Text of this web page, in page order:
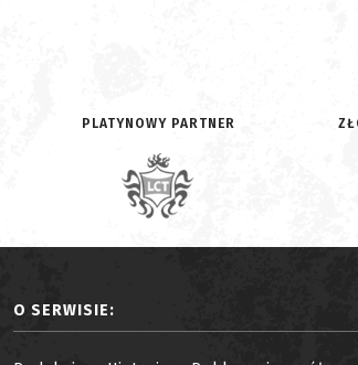
PLATYNOWY PARTNER
O SERWISIE: